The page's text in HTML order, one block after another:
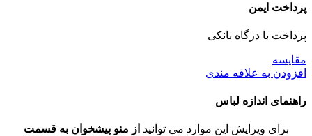
پرداخت ایمن
پرداخت با درگاه بانکی
مقايسه
افزودن به علاقه مندی
راهنمای اندازه لباس
برای ویرایش این موارد می توانید از منو پیشخوان به قسمت